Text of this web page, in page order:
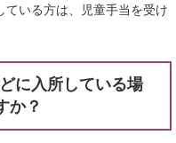
ている方は、児童手当を受け
に入所している場
か？